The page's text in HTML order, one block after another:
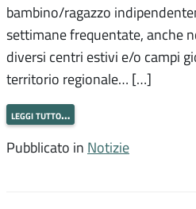
bambino/ragazzo
settimane frequentate, anche
diversi centri estivi e/o campi
territorio regionale… […]
leggi tutto…
Pubblicato in Notizie